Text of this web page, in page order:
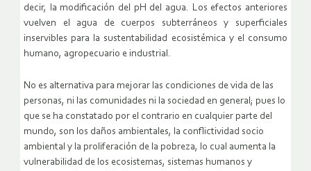
decir, la modificación del pH del agua. Los efectos anteriores
vuelven el agua de cuerpos subterráneos y superficiales
inservibles para la sustentabilidad ecosistémica y el consumo
humano, agropecuario e industrial.
No es alternativa para mejorar las condiciones de vida de las
personas, ni las comunidades ni la sociedad en general; pues lo
que se ha constatado por el contrario en cualquier parte del
mundo, son los daños ambientales, la conflictividad socio
ambiental y la proliferación de la pobreza, lo cual aumenta la
vulnerabilidad de los ecosistemas, sistemas humanos y